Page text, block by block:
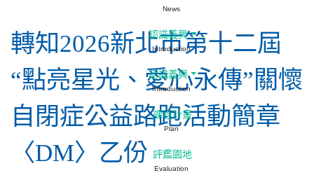
轉知2026新北市第十二屆
“點亮星光、愛心永傳”關懷
自閉症公益路跑活動簡章
〈DM〉乙份
News
認識義興
Introduction
認識義興
Introduction
課程計畫
Plan
評鑑園地
Evaluation